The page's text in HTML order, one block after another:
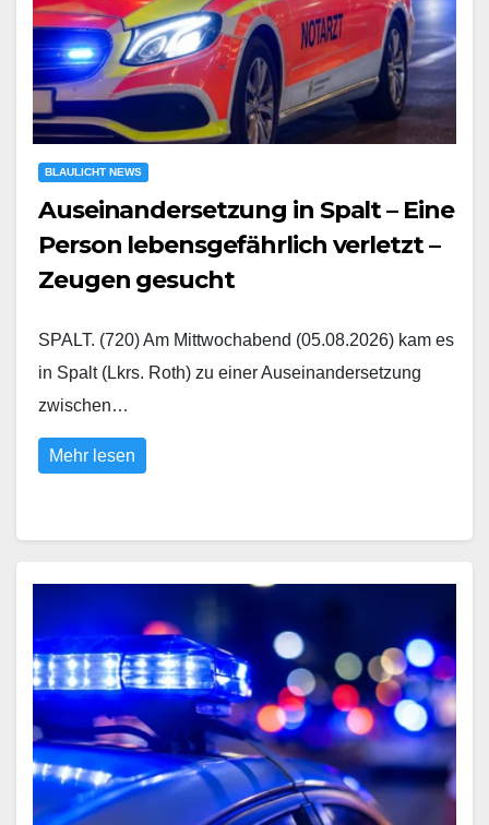
BLAULICHT NEWS
Auseinandersetzung in Spalt – Eine
Person lebensgefährlich verletzt –
Zeugen gesucht
SPALT. (720) Am Mittwochabend (05.08.2026) kam es
in Spalt (Lkrs. Roth) zu einer Auseinandersetzung
zwischen…
Mehr lesen